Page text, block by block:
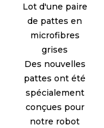
Lot d'une paire
de pattes en
microfibres
grises
Des nouvelles
pattes ont été
spécialement
conçues pour
notre robot